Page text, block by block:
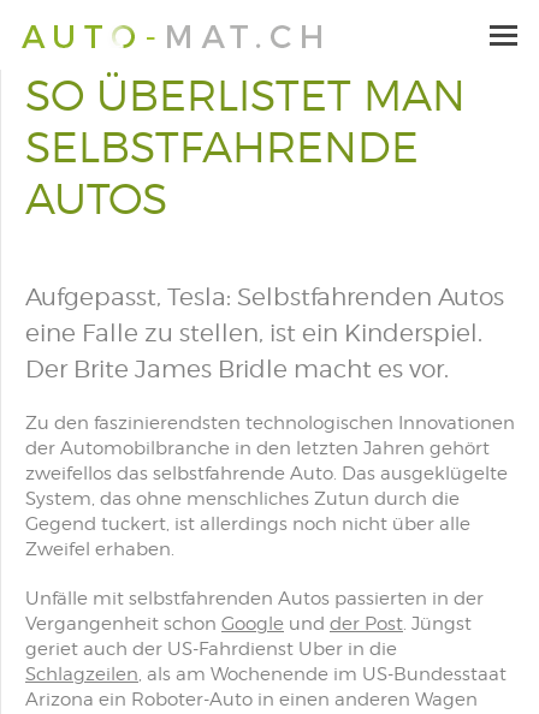
SO ÜBERLISTET MAN
SELBSTFAHRENDE
AUTOS
Aufgepasst, Tesla: Selbstfahrenden Autos
eine Falle zu stellen, ist ein Kinderspiel.
Der Brite James Bridle macht es vor.
Zu den faszinierendsten technologischen Innovationen
der Automobilbranche in den letzten Jahren gehört
zweifellos das selbstfahrende Auto. Das ausgeklügelte
System, das ohne menschliches Zutun durch die
Gegend tuckert, ist allerdings noch nicht über alle
Zweifel erhaben.
Unfälle mit selbstfahrenden Autos passierten in der
Vergangenheit schon Google und der Post. Jüngst
geriet auch der US-Fahrdienst Uber in die
Schlagzeilen, als am Wochenende im US-Bundesstaat
Arizona ein Roboter-Auto in einen anderen Wagen